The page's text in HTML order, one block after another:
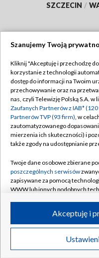
SZCZECIN /
Abonament TVP
Emisja w TVP
Centrum informacji
Naziemna Telewizja
Rada Programowa
System NOS
Informacje o nadawcy
Program dla prasy
Ogłoszenie
©2026
Szanujemy Twoją
Kliknij "Akceptuję i przechodzę
korzystanie z technologii
dostęp do informacji na Twoim
przechowywanie oraz na
nas, czyli Telewizję Polską S.A. w
Zaufanych Partnerów z IAB*
Partnerów TVP (93 firm), w
zautomatyzowanego
mierzenia ich skuteczności) i
także zgody na udostępnianie
Twoje dane osobowe zbierane
poszczególnych serwisów
zapisywane za pomocą
WWW lub innych podobnych
ruchu w Internecie.
Twoje dane osobowe zbierane
poszczególnych serwisówna
Akceptuję i